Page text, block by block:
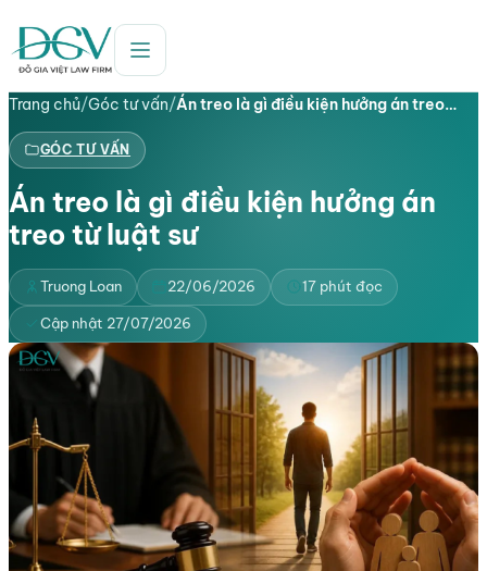
Trang chủ/Góc tư vấn/Án treo là gì điều kiện hưởng án treo…
GÓC TƯ VẤN
Án treo là gì điều kiện hưởng án
treo từ luật sư
Truong Loan 22/06/2026 17 phút đọc
Cập nhật 27/07/2026